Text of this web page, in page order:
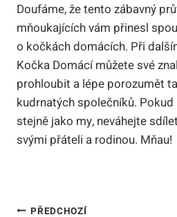
Doufáme, že tento zábavný
mňoukajících vám přinesl
o kočkách domácích. Při
Kočka Domácí můžete své
prohloubit a lépe porozumět
kudrnatých společníků.
stejně jako my, neváhejte
svými přáteli a rodinou. Mňau!
PŘEDCHOZÍ